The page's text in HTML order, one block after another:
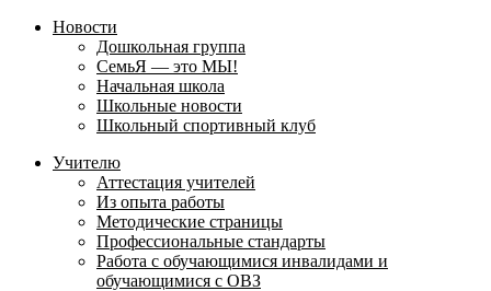
Новости
Дошкольная группа
СемьЯ — это МЫ!
Начальная школа
Школьные новости
Школьный спортивный клуб
Учителю
Аттестация учителей
Из опыта работы
Методические страницы
Профессиональные стандарты
Работа с обучающимися инвалидами и
обучающимися с ОВЗ